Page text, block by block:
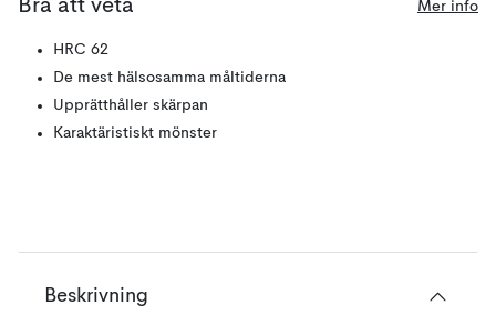
Bra att veta Mer info
HRC 62
De mest hälsosamma måltiderna
Upprätthåller skärpan
Karaktäristiskt mönster
Beskrivning